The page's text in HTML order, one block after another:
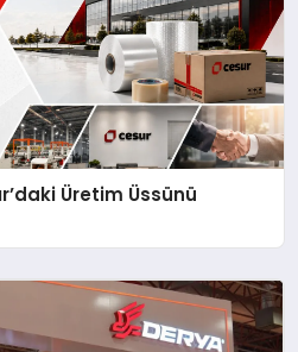
Üretim Üssünü